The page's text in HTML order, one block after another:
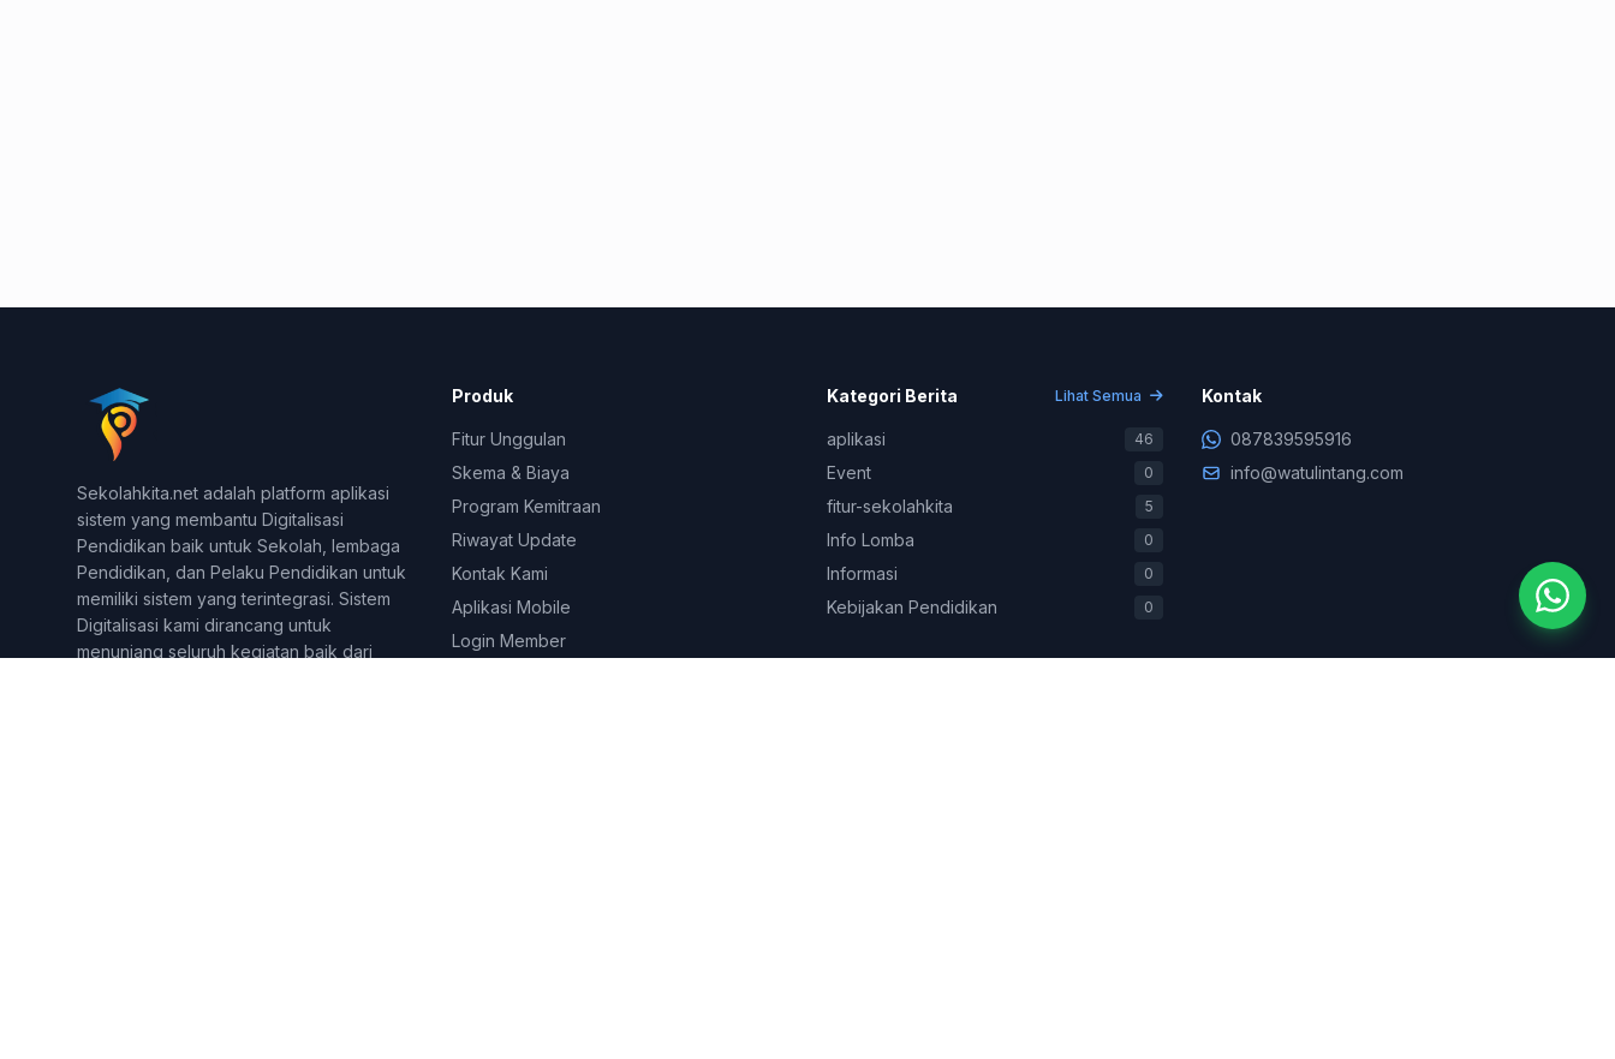
Sekolahkita.net adalah platform aplikasi
sistem yang membantu Digitalisasi
Pendidikan baik untuk Sekolah, lembaga
Pendidikan, dan Pelaku Pendidikan untuk
memiliki sistem yang terintegrasi. Sistem
Digitalisasi kami dirancang untuk
menunjang seluruh kegiatan baik dari
Produk
Fitur Unggulan
Skema & Biaya
Program Kemitraan
Riwayat Update
Kontak Kami
Aplikasi Mobile
Login Member
Kategori Berita Lihat Semua
aplikasi 46
Event 0
fitur-sekolahkita 5
Info Lomba 0
Informasi 0
Kebijakan Pendidikan 0
Kontak
087839595916
info@watulintang.com
Support Teknis (WA Only)